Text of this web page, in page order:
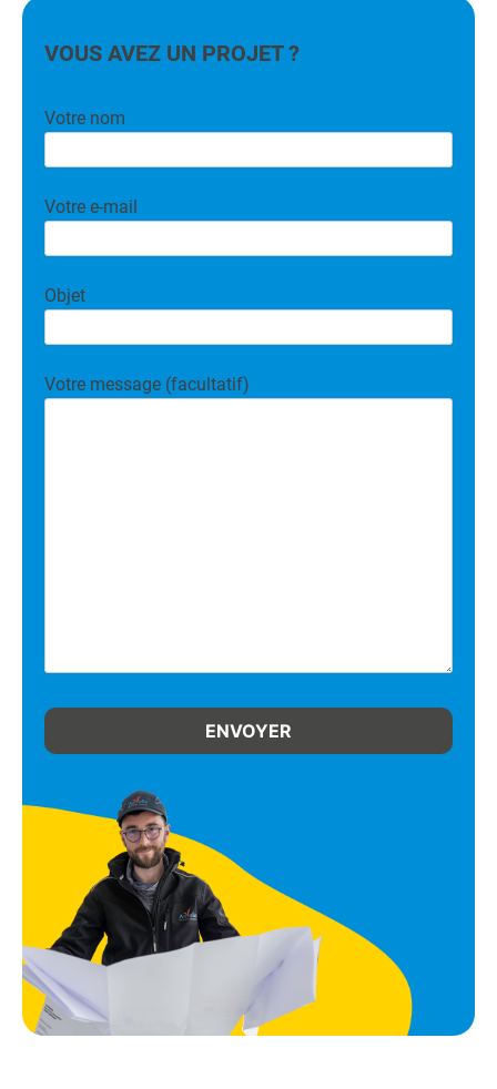
VOUS AVEZ UN PROJET ?
Votre nom
Votre e-mail
Objet
Votre message (facultatif)